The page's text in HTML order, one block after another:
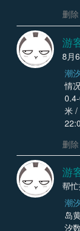
删除
游
8月
潮
情
米 /
删除
游
帮
潮
岛
汐数